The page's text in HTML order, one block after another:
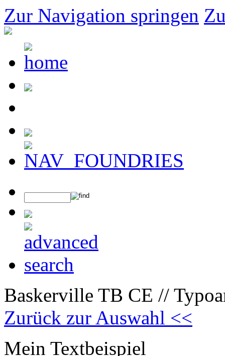
Zur Navigation springen
Baskerville TB CE //
Zurück zur Auswahl <<
Mein Textbeispiel